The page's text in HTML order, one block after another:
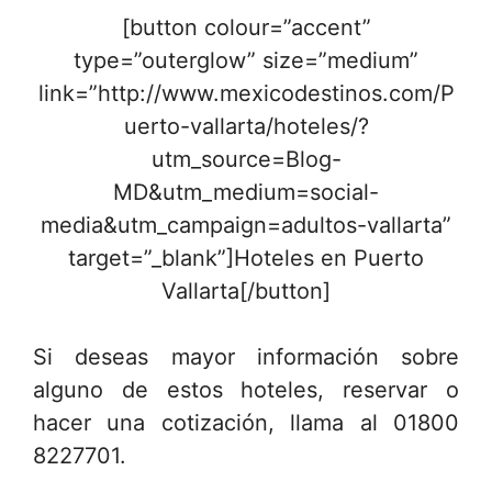
[button colour=”accent”
type=”outerglow” size=”medium”
link=”http://www.mexicodestinos.com/P
uerto-vallarta/hoteles/?
utm_source=Blog-
MD&utm_medium=social-
media&utm_campaign=adultos-vallarta”
target=”_blank”]Hoteles en Puerto
Vallarta[/button]
Si deseas mayor información sobre
alguno de estos hoteles, reservar o
hacer una cotización, llama al 01800
8227701.